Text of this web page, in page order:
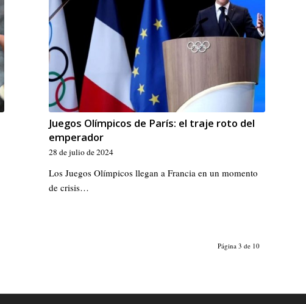
Juegos Olímpicos de París: el traje roto del
emperador
28 de julio de 2024
Los Juegos Olímpicos llegan a Francia en un momento
de crisis…
Página 3 de 10